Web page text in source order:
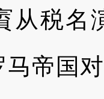
从税名
帝国